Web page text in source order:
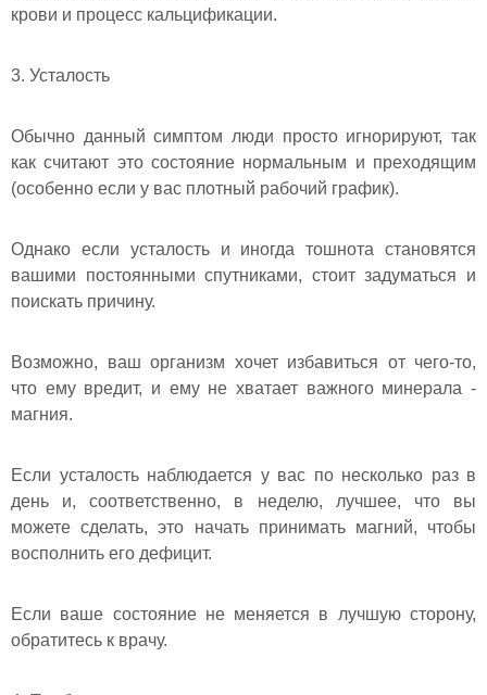
крови и процесс кальцификации.
3. Усталость
Обычно данный симптом люди просто игнорируют, так
как считают это состояние нормальным и преходящим
(особенно если у вас плотный рабочий график).
Однако если усталость и иногда тошнота становятся
вашими постоянными спутниками, стоит задуматься и
поискать причину.
Возможно, ваш организм хочет избавиться от чего-то,
что ему вредит, и ему не хватает важного минерала -
магния.
Если усталость наблюдается у вас по несколько раз в
день и, соответственно, в неделю, лучшее, что вы
можете сделать, это начать принимать магний, чтобы
восполнить его дефицит.
Если ваше состояние не меняется в лучшую сторону,
обратитесь к врачу.